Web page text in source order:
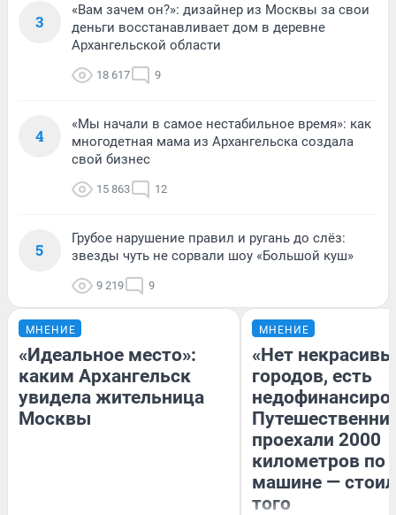
3
«Вам зачем он?»: дизайнер из Москвы за свои
деньги восстанавливает дом в деревне
Архангельской области
18 617 9
4
«Мы начали в самое нестабильное время»: как
многодетная мама из Архангельска создала
свой бизнес
15 863 12
5
Грубое нарушение правил и ругань до слёз:
звезды чуть не сорвали шоу «Большой куш»
9 219 9
МНЕНИЕ
«Идеальное место»:
каким Архангельск
увидела жительница
Москвы
МНЕНИЕ
«Нет
городов, есть
проехали 2000
километров по
машине —
того